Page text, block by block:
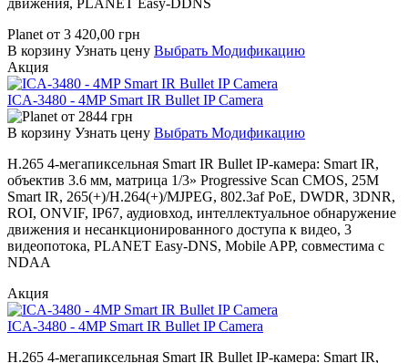
Planet от 3 420,00 грн
В корзину Узнать цену Выбрать Модификацию
Акция
ICA-3480 - 4MP Smart IR Bullet IP Camera
от 2844 грн
В корзину Узнать цену Выбрать Модификацию
H.265 4-мегапиксельная Smart IR Bullet IP-камера: Smart IR,
объектив 3.6 мм, матрица 1/3» Progressive Scan CMOS, 25M
Smart IR, 265(+)/H.264(+)/MJPEG, 802.3af PoE, DWDR, 3DNR,
ROI, ONVIF, IP67, аудиовход, интеллектуальное обнаружение
движения и несанкционированного доступа к видео, 3
видеопотока, PLANET Easy-DNS, Mobile APP, совместима с
NDAA
Акция
ICA-3480 - 4MP Smart IR Bullet IP Camera
H.265 4-мегапиксельная Smart IR Bullet IP-камера: Smart IR,